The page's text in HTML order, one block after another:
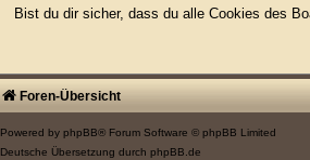
Bist du dir sicher, dass du alle Cookies des
Foren-Übersicht
Powered by phpBB® Forum Software © phpBB Limited
Deutsche Übersetzung durch phpBB.de